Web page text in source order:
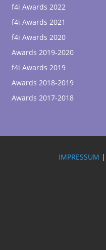
f4i Awards 2022
f4i Awards 2021
f4i Awards 2020
Awards 2019-2020
f4i Awards 2019
Awards 2018-2019
Awards 2017-2018
IMPRESSUM |